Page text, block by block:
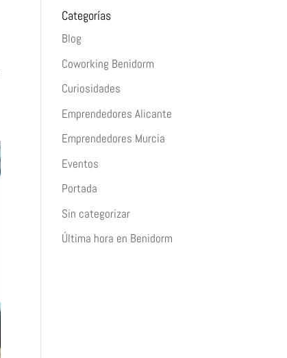
Categorías
Blog
Coworking Benidorm
Curiosidades
Emprendedores Alicante
Emprendedores Murcia
Eventos
Portada
Sin categorizar
Última hora en Benidorm